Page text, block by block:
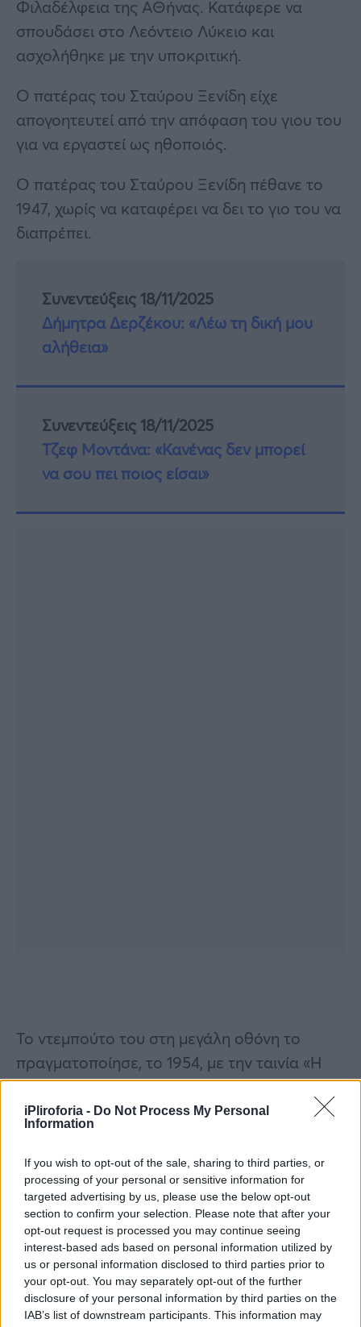
iPliroforia - Do Not Process My Personal
Information
If you wish to opt-out of the sale, sharing to third parties, or
processing of your personal or sensitive information for
targeted advertising by us, please use the below opt-out
section to confirm your selection. Please note that after your
opt-out request is processed you may continue seeing
interest-based ads based on personal information utilized by
us or personal information disclosed to third parties prior to
your opt-out. You may separately opt-out of the further
disclosure of your personal information by third parties on the
IAB’s list of downstream participants. This information may
Φιλαδέλφεια της ΑΘήνας. Κατάφερε να
σπουδάσει στο Λεόντειο Λύκειο και
ασχολήθηκε με την υποκριτική.
Ο πατέρας του Σταύρου Ξενίδη είχε
απογοητευτεί από την απόφαση του γιου του
για να εργαστεί ως ηθοποιός.
Ο πατέρας του Σταύρου Ξενίδη πέθανε το
1947, χωρίς να καταφέρει να δει το γιο του να
διαπρέπει.
Συνεντεύξεις 18/11/2025
Δήμητρα Δερζέκου: «Λέω τη δική μου
αλήθεια»
Συνεντεύξεις 18/11/2025
Τζεφ Μοντάνα: «Κανένας δεν μπορεί
να σου πει ποιος είσαι»
Το ντεμπούτο του στη μεγάλη οθόνη το
πραγματοποίησε, το 1954, με την ταινία «Η
ωραία των Αθηνών». Ο Σταύρος Ξενίδης
υπήρξε υπόδειγμα οικογενειάρχη. Σύζυγός
του ήταν η Μαργαρίτα Λαμπρινού, με την
οποία έζησαν μαζί μέχρι το τέλος της ζωής
τους.